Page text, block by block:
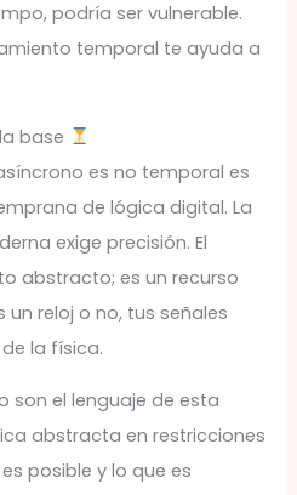
podría ser vulnerable.
temporal te ayuda a
base
es no temporal es
de lógica digital. La
exige precisión. El
abstracto; es un recurso
un reloj o no, tus señales
la física.
son el lenguaje de esta
abstracta en restricciones
posible y lo que es